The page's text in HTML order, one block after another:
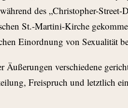
des „Christopher-Street-
St.-Martini-Kirche
Einordnung von Sexualität
Äußerungen verschiedene
Freispruch und letztlich